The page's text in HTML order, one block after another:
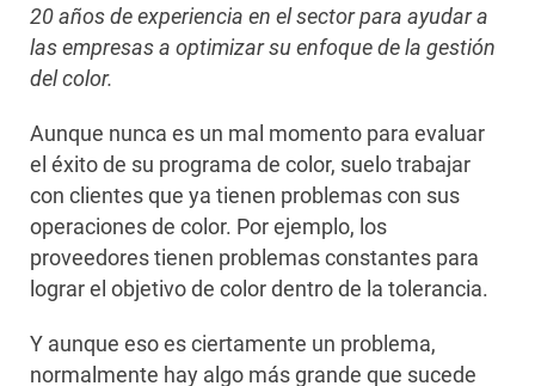
20 años de experiencia en el sector para ayudar a
las empresas a optimizar su enfoque de la gestión
del color.
Aunque nunca es un mal momento para evaluar
el éxito de su programa de color, suelo trabajar
con clientes que ya tienen problemas con sus
operaciones de color. Por ejemplo, los
proveedores tienen problemas constantes para
lograr el objetivo de color dentro de la tolerancia.
Y aunque eso es ciertamente un problema,
normalmente hay algo más grande que sucede